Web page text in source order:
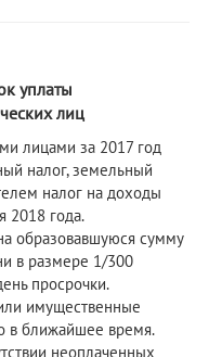
уплаты
лиц
лицами за 2017 год
налог, земельный
налог на доходы
2018 года.
образовавшуюся сумму
в размере 1/300
просрочки.
имущественные
в ближайшее время.
неоплаченных